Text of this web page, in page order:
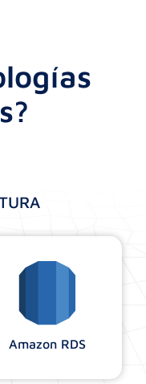
Amazon RDS